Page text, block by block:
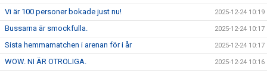
Vi är 100 personer bokade just nu! 2025-12-24 10:19
Bussarna är smockfulla. 2025-12-24 10:17
Sista hemmamatchen i arenan för i år 2025-12-24 10:17
WOW. NI ÄR OTROLIGA. 2025-12-24 10:16